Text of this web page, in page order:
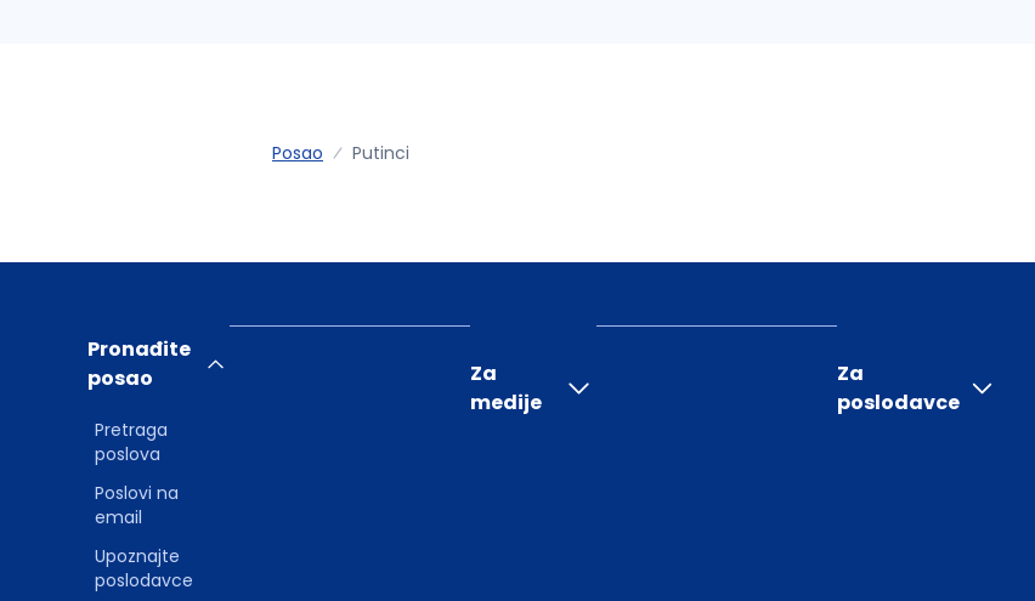
Posao Putinci
Pronađite
posao
Pretraga
poslova
Poslovi na
email
Upoznajte
poslodavce
Za
medije
Za
poslodavce